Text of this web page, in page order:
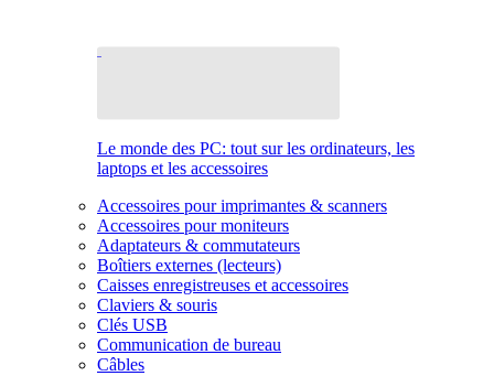
Le monde des PC: tout sur les ordinateurs, les
laptops et les accessoires
Accessoires pour imprimantes & scanners
Accessoires pour moniteurs
Adaptateurs & commutateurs
Boîtiers externes (lecteurs)
Caisses enregistreuses et accessoires
Claviers & souris
Clés USB
Communication de bureau
Câbles